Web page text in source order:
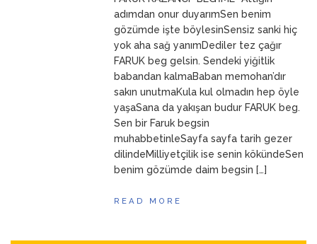
ANNEMadımdan onur duyarımSen benim
gözümde işte böylesinSensiz sanki hiç
yok aha sağ yanımDediler tez çağır
FARUK beg gelsin. Sendeki yiğitlik
babandan kalmaBaban memohan’dır
sakın unutmaKula kul olmadın hep öyle
yaşaSana da yakışan budur FARUK beg.
Sen bir Faruk begsin
muhabbetinleSayfa sayfa tarih gezer
dilindeMilliyetçilik ise senin kökündeSen
benim gözümde daim begsin […]
READ MORE